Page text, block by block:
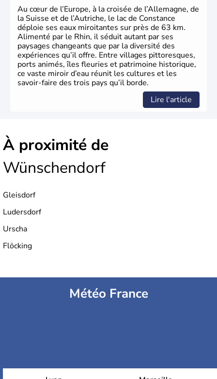
Au cœur de l’Europe, à la croisée de l’Allemagne, de
la Suisse et de l’Autriche, le lac de Constance
déploie ses eaux miroitantes sur près de 63 km.
Alimenté par le Rhin, il séduit autant par ses
paysages changeants que par la diversité des
expériences qu’il offre. Entre villages pittoresques,
ports animés, îles fleuries et patrimoine historique,
ce vaste miroir d’eau réunit les cultures et les
savoir-faire des trois pays qu’il borde.
Lire l'article
À proximité de
Wünschendorf
Gleisdorf
Ludersdorf
Urscha
Flöcking
Météo France